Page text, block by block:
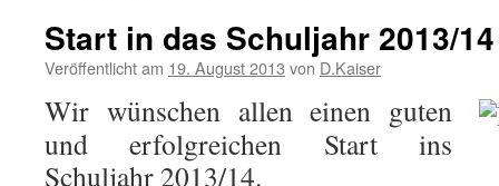
Start in das Schuljahr 2013/14
Veröffentlicht am 19. August 2013 von D.Kaiser
Wir wünschen allen einen guten
und erfolgreichen Start ins
Schuljahr 2013/14.